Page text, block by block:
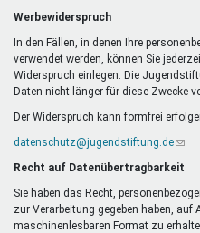
Werbewiderspruch
In den Fällen, in denen Ihre
verwendet werden, können Sie
Widerspruch einlegen. Die
Daten nicht länger für diese Zwecke
Der Widerspruch kann formfrei
datenschutz@jugendstiftung.de(Link
E-
Mail)
Recht auf Datenübertragbarkeit
Sie haben das Recht,
zur Verarbeitung gegeben haben, auf
maschinenlesbaren Format zu